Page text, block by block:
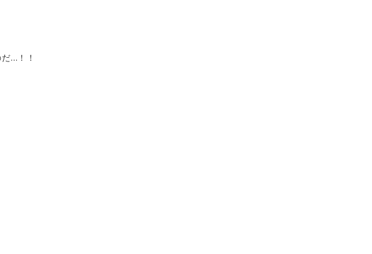
…！！